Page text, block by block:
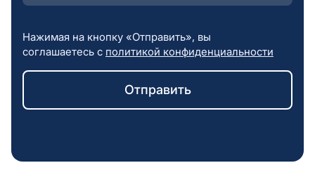
Нажимая на кнопку «Отправить», вы
соглашаетесь с политикой конфиденциальности